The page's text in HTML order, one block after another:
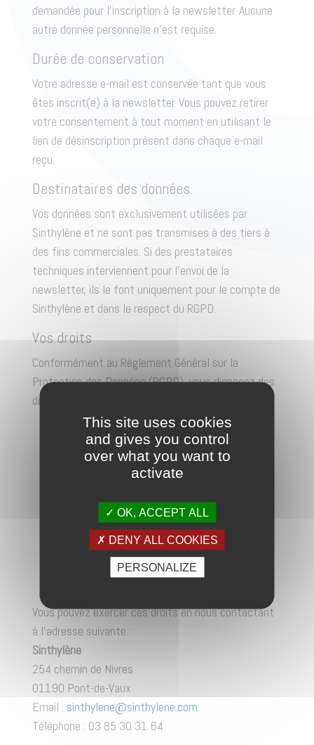
demandée pour l’inscription à la newsletter. Aucune
autre donnée personnelle n’est requise.
Durée de conservation
Votre adresse e-mail est conservée tant que vous
êtes inscrit(e) à la newsletter. Vous pouvez retirer
votre consentement à tout moment en utilisant le
lien de désinscription présent dans chaque e-mail
reçu.
Destinataires des données
Vos données sont exclusivement utilisées par
Sinthylène et ne sont pas transmises à des tiers à
des fins commerciales. Si des prestataires
techniques interviennent pour l’envoi de la
newsletter, ils le font uniquement pour le compte de
Sinthylène et dans le respect du RGPD.
Vos droits
Conformément au Règlement Général sur la
Protection des Données (RGPD), vous disposez des
droits suivants :
droit d’accès à vos données,
droit de rectification,
droit de limitation du traitement,
droit d’opposition,
droit à la portabilité de vos données.
Vous pouvez exercer ces droits en nous contactant
à l’adresse suivante :
Sinthylène
254 chemin de Nivres
01190 Pont-de-Vaux
Email : sinthylene@sinthylene.com
Téléphone : 03 85 30 31 64
This site uses cookies
and gives you control
over what you want to
activate
OK, ACCEPT ALL
DENY ALL COOKIES
PERSONALIZE